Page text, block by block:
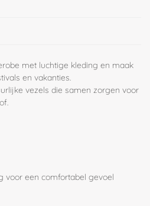
met luchtige kleding en maak
en vakanties.
vezels die samen zorgen voor
voor een comfortabel gevoel